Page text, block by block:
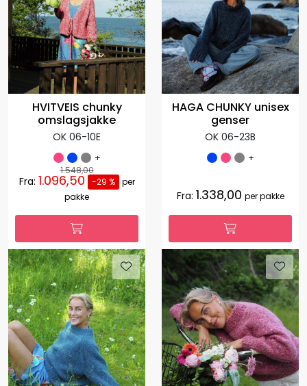
HVITVEIS chunky
omslagsjakke
OK 06-10E
+
1.548,00
Fra: 1.096,50 -29 %
per
pakke
HAGA CHUNKY unisex
genser
OK 06-23B
+
Fra: 1.338,00 per pakke